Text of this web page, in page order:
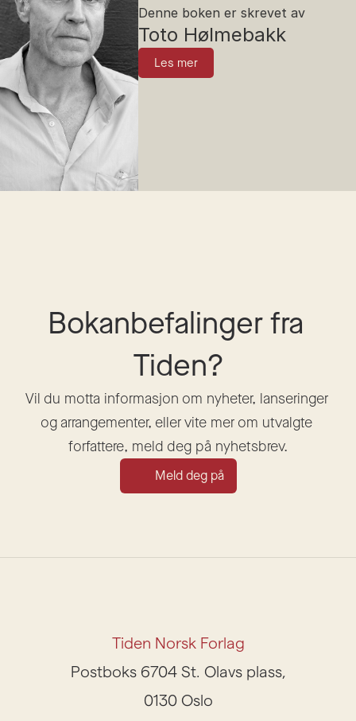
Denne boken er skrevet av
Toto Hølmebakk
Les mer
Bokanbefalinger fra
Tiden?
Vil du motta informasjon om nyheter, lanseringer
og arrangementer, eller vite mer om utvalgte
forfattere, meld deg på nyhetsbrev.
Meld deg på
Tiden Norsk Forlag
Postboks 6704 St. Olavs plass,
0130 Oslo